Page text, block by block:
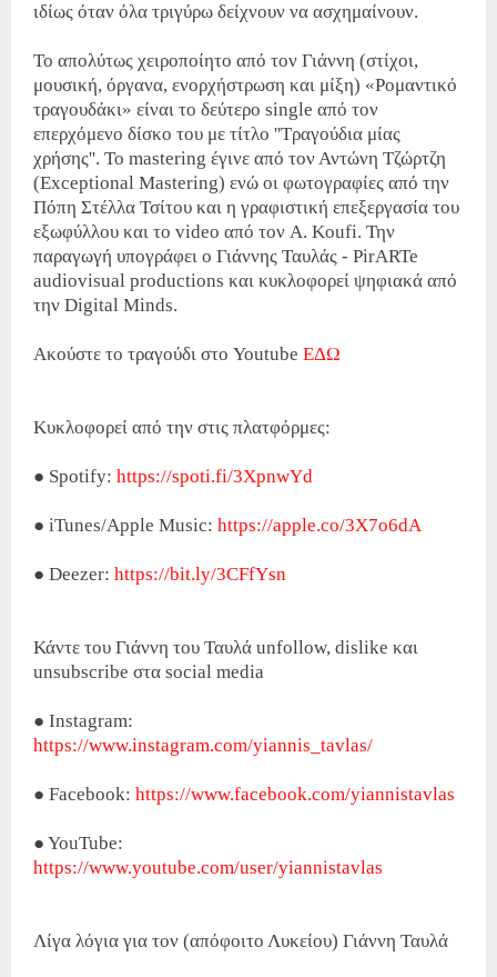
ιδίως όταν όλα τριγύρω δείχνουν να ασχημαίνουν.
Το απολύτως χειροποίητο από τον Γιάννη (στίχοι,
μουσική, όργανα, ενορχήστρωση και μίξη) «Ρομαντικό
τραγουδάκι» είναι το δεύτερο single από τον
επερχόμενο δίσκο του με τίτλο ''Τραγούδια μίας
χρήσης''. Το mastering έγινε από τον Αντώνη Τζώρτζη
(Exceptional Mastering) ενώ οι φωτογραφίες από την
Πόπη Στέλλα Τσίτου και η γραφιστική επεξεργασία του
εξωφύλλου και το video από τον A. Koufi. Την
παραγωγή υπογράφει ο Γιάννης Ταυλάς - PirARTe
audiovisual productions και κυκλοφορεί ψηφιακά από
την Digital Minds.
Ακούστε το τραγούδι στο Youtube ΕΔΩ
Κυκλοφορεί από την στις πλατφόρμες:
● Spotify: https://spoti.fi/3XpnwYd
● iTunes/Apple Music: https://apple.co/3X7o6dA
● Deezer: https://bit.ly/3CFfYsn
Κάντε του Γιάννη του Ταυλά unfollow, dislike και
unsubscribe στα social media
● Instagram:
https://www.instagram.com/yiannis_tavlas/
● Facebook: https://www.facebook.com/yiannistavlas
● YouTube:
https://www.youtube.com/user/yiannistavlas
Λίγα λόγια για τον (απόφοιτο Λυκείου) Γιάννη Ταυλά